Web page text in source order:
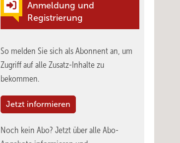
Anmeldung und
Registrierung
So melden Sie sich als Abonnent an, um
Zugriff auf alle Zusatz-Inhalte zu
bekommen.
Jetzt informieren
Noch kein Abo? Jetzt über alle Abo-